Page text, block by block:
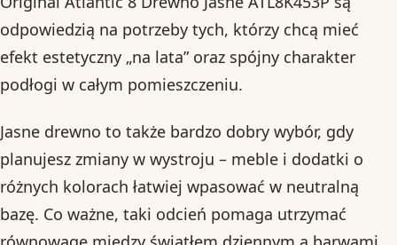
odpowiedzią na potrzeby tych, którzy chcą mieć
efekt estetyczny „na lata” oraz spójny charakter
podłogi w całym pomieszczeniu.
Jasne drewno to także bardzo dobry wybór, gdy
planujesz zmiany w wystroju – meble i dodatki o
różnych kolorach łatwiej wpasować w neutralną
bazę. Co ważne, taki odcień pomaga utrzymać